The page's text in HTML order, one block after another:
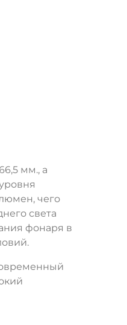
мм., а
чего
света
фонаря в